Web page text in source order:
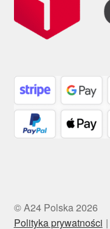
© A24 Polska 2026
Polityka prywatności